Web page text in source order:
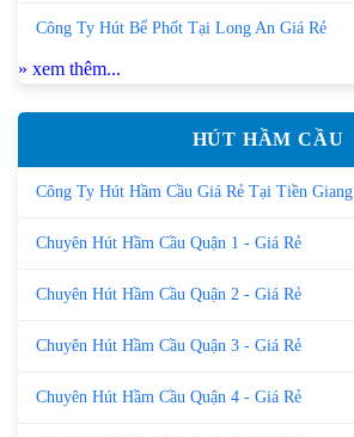
Công Ty Hút Bể Phốt Tại Long An Giá Rẻ
» xem thêm...
HÚT HẦM CẦU
Công Ty Hút Hầm Cầu Giá Rẻ Tại Tiền Giang
Chuyên Hút Hầm Cầu Quận 1 - Giá Rẻ
Chuyên Hút Hầm Cầu Quận 2 - Giá Rẻ
Chuyên Hút Hầm Cầu Quận 3 - Giá Rẻ
Chuyên Hút Hầm Cầu Quận 4 - Giá Rẻ